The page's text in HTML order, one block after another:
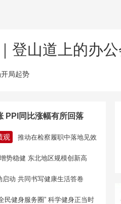
登山道上的办
局起势
PPI同比涨幅有所回落
观 推动在检察履职中落地见效
势稳健 东北地区规模创新高
动 共同书写健康生活答卷
民健身服务圈” 科学健身正当时